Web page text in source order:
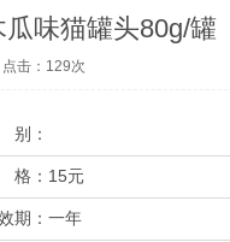
味猫罐头80g/罐
点击： 129次
别：
格： 15元
期： 一年